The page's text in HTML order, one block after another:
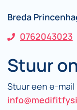
Breda
0762043023
Stuur
Stuur een e-mail